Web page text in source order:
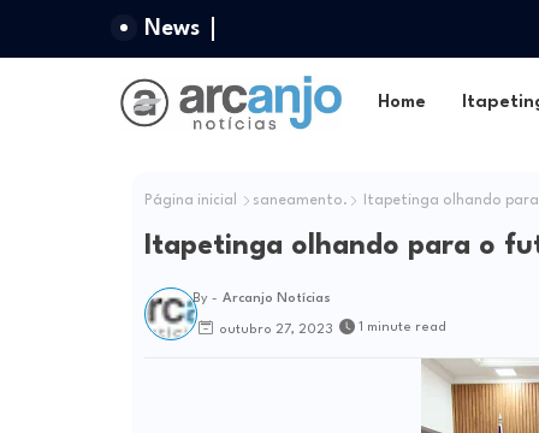
News
Home
Página inicial saneamento. Itapetinga olhando
Itapetinga olhando para o
By - Arcanjo Notícias
outubro 27, 2023 1 minute read